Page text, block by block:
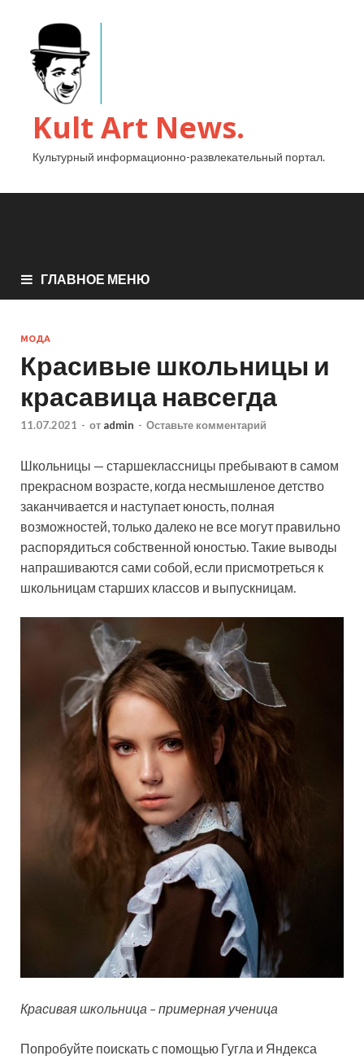
Kult Art News.
Культурный информационно-развлекательный портал.
ГЛАВНОЕ МЕНЮ
МОДА
Красивые школьницы и
красавица навсегда
11.07.2021 - от admin - Оставьте комментарий
Школьницы — старшеклассницы пребывают в самом
прекрасном возрасте, когда несмышленое детство
заканчивается и наступает юность, полная
возможностей, только далеко не все могут правильно
распорядиться собственной юностью. Такие выводы
напрашиваются сами собой, если присмотреться к
школьницам старших классов и выпускницам.
Красивая школьница – примерная ученица
Попробуйте поискать с помощью Гугла и Яндекса